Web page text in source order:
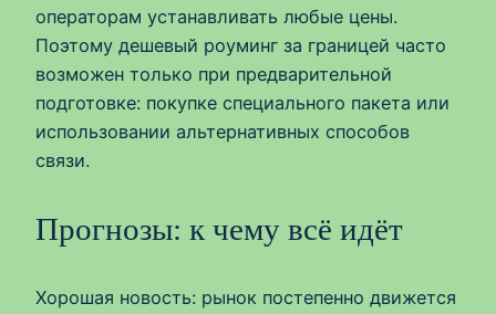
операторам устанавливать любые цены.
Поэтому дешевый роуминг за границей часто
возможен только при предварительной
подготовке: покупке специального пакета или
использовании альтернативных способов
связи.
Прогнозы: к чему всё идёт
Хорошая новость: рынок постепенно движется